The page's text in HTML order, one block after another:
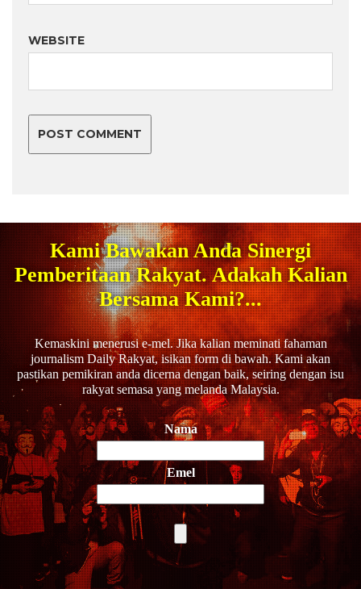
WEBSITE
Kami Bawakan Anda Sinergi
Pemberitaan Rakyat. Adakah Kalian
Bersama Kami?...
Kemaskini menerusi e-mel. Jika kalian meminati fahaman
journalism Daily Rakyat, isikan form di bawah. Kami akan
pastikan pemikiran anda dicerna dengan baik, seiring dengan isu
rakyat semasa yang melanda Malaysia.
Nama
Emel